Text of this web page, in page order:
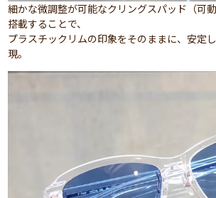
細かな微調整が可能なクリングスパッド（可
搭載することで、
プラスチックリムの印象をそのままに、安定
現。